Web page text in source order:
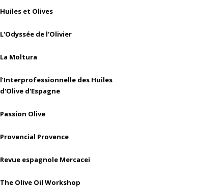
Huiles et Olives
L'Odyssée de l'Olivier
La Moltura
l’Interprofessionnelle des Huiles
d'Olive d'Espagne
Passion Olive
Provencial Provence
Revue espagnole Mercacei
The Olive Oil Workshop